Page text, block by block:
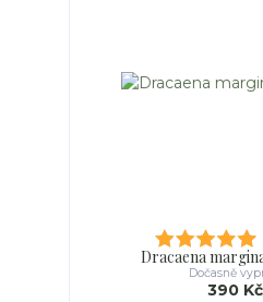
Dracaena
390 Kč
Dočasně